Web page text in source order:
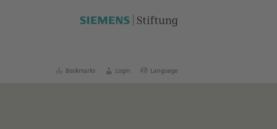
Bookmarks Login Language